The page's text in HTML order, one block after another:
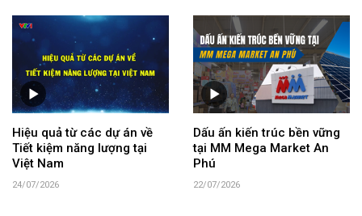
Hiệu quả từ các dự án về
Tiết kiệm năng lượng tại
Việt Nam
24/07/2026
Dấu ấn kiến trúc bền vững
tại MM Mega Market An
Phú
22/07/2026